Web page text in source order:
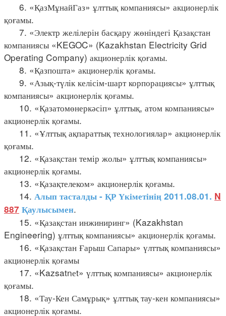
6. «ҚазМұнайГаз» ұлттық компаниясы» акционерлік
қоғамы.
7. «Электр желілерін басқару жөніндегі Қазақстан
компаниясы «KEGOC» (Kazakhstan Electricity Grid
Operating Company) акционерлік қоғамы.
8. «Қазпошта» акционерлік қоғамы.
9. «Азық-түлік келісім-шарт корпорациясы» ұлттық
компаниясы» акционерлік қоғамы.
10. «Қазатомөнеркәсіп» ұлттық, атом компаниясы»
акционерлік қоғамы.
11. «Ұлттық ақпараттық технологиялар» акционерлік
қоғамы.
12. «Қазақстан темір жолы» ұлттық компаниясы»
акционерлік қоғамы.
13. «Қазақтелеком» акционерлік қоғамы.
14. Алып тасталды - ҚР Үкіметінің 2011.08.01. N
887 Қаулысымен.
15. «Қазақстан инжиниринг» (Kazakhstan
Engineering) ұлттық компаниясы» акционерлік қоғамы.
16. «Қазақстан Ғарыш Сапары» үлттық компаниясы»
акционерлік қоғамы
17. «Kazsatnеt» үлттық компаниясы» акционерлік
қоғамы.
18. «Тау-Кен Самұрық» ұлттық тау-кен компаниясы»
акционерлік қоғамы.